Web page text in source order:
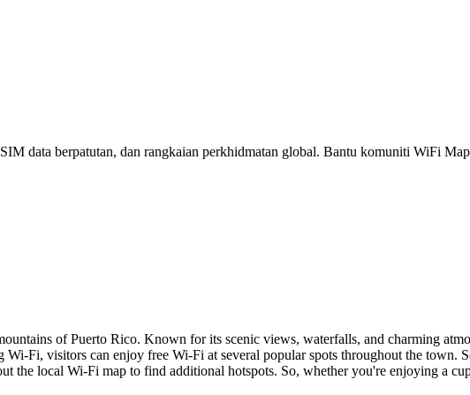
data berpatutan, dan rangkaian perkhidmatan global. Bantu komuniti WiFi
of Puerto Rico. Known for its scenic views, waterfalls, and charming
Fi, visitors can enjoy free Wi-Fi at several popular spots throughout the town.
the local Wi-Fi map to find additional hotspots. So, whether you're enjoying a